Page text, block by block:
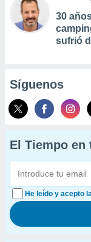
30
sufrió
Síguenos
El Tiempo en
He leído y acepto